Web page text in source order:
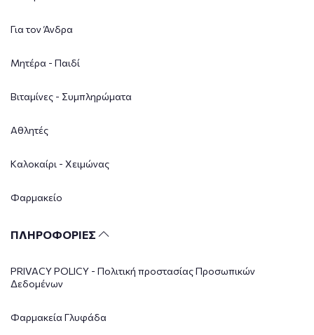
Για τον Άνδρα
Μητέρα - Παιδί
Βιταμίνες - Συμπληρώματα
Αθλητές
Καλοκαίρι - Χειμώνας
Φαρμακείο
ΠΛΗΡΟΦΟΡΙΕΣ
PRIVACY POLICY - Πολιτική προστασίας Προσωπικών
Δεδομένων
Φαρμακεία Γλυφάδα